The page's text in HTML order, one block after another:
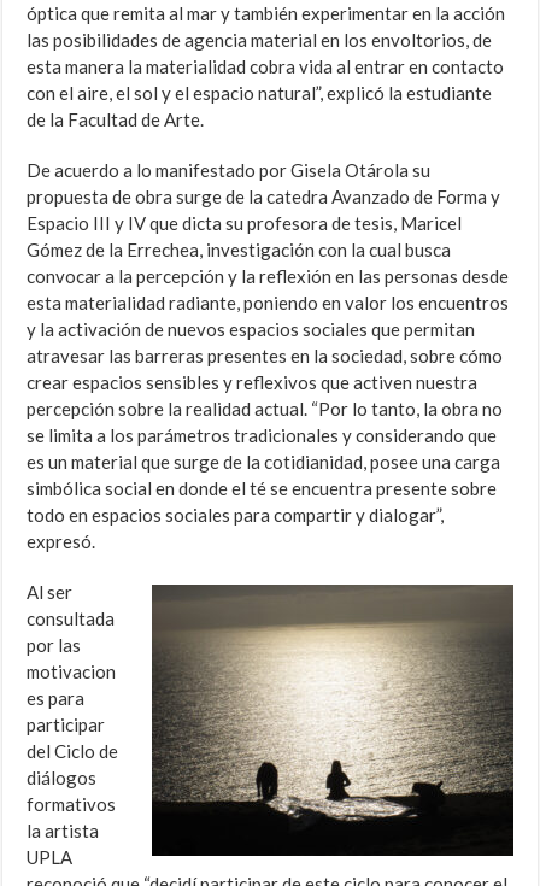
óptica que remita al mar y también experimentar en la acción
las posibilidades de agencia material en los envoltorios, de
esta manera la materialidad cobra vida al entrar en contacto
con el aire, el sol y el espacio natural”, explicó la estudiante
de la Facultad de Arte.
De acuerdo a lo manifestado por Gisela Otárola su
propuesta de obra surge de la catedra Avanzado de Forma y
Espacio III y IV que dicta su profesora de tesis, Maricel
Gómez de la Errechea, investigación con la cual busca
convocar a la percepción y la reflexión en las personas desde
esta materialidad radiante, poniendo en valor los encuentros
y la activación de nuevos espacios sociales que permitan
atravesar las barreras presentes en la sociedad, sobre cómo
crear espacios sensibles y reflexivos que activen nuestra
percepción sobre la realidad actual. “Por lo tanto, la obra no
se limita a los parámetros tradicionales y considerando que
es un material que surge de la cotidianidad, posee una carga
simbólica social en donde el té se encuentra presente sobre
todo en espacios sociales para compartir y dialogar”,
expresó.
Al ser
consultada
por las
motivacion
es para
participar
del Ciclo de
diálogos
formativos
la artista
UPLA